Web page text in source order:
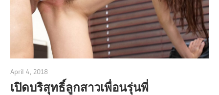
April 4, 2018
เปิดบริสุทธิ์ลูกสาวเพื่อนรุ่นพี่